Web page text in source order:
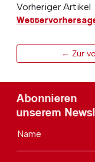
Vorheriger Artikel
← Zur
Abonnieren
unserem
Name